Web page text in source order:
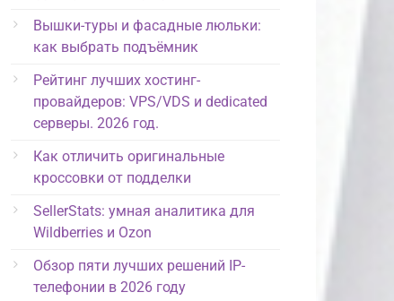
Вышки-туры и фасадные люльки:
как выбрать подъёмник
Рейтинг лучших хостинг-
провайдеров: VPS/VDS и dedicated
серверы. 2026 год.
Как отличить оригинальные
кроссовки от подделки
SellerStats: умная аналитика для
Wildberries и Ozon
Обзор пяти лучших решений IP-
телефонии в 2026 году